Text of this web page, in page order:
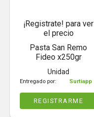
¡Registrate! para ver
el precio
Pasta San Remo
Fideo x250gr
Unidad
Entregado por: Surtiapp
REGISTRARME